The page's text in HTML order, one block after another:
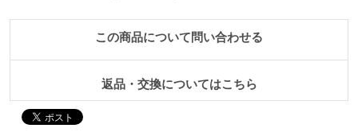
この商品について問い合わせる
返品・交換についてはこちら